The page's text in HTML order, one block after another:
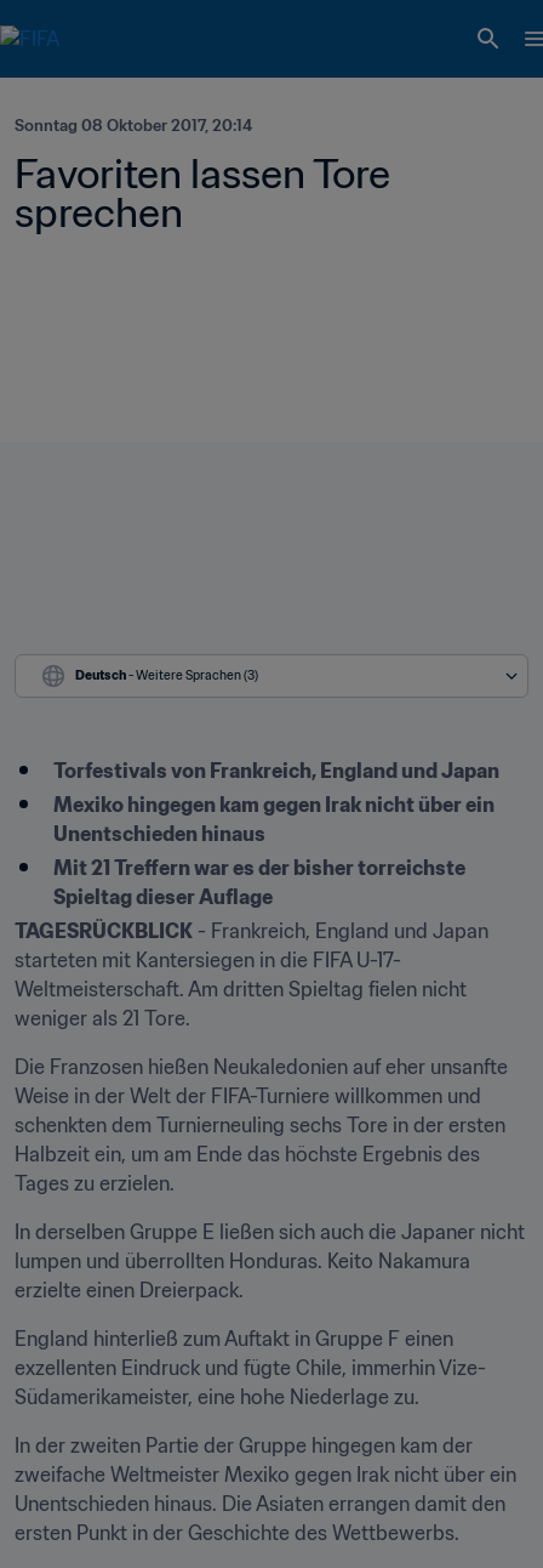
Sonntag 08 Oktober 2017, 20:14
Favoriten lassen Tore
sprechen
Deutsch - Weitere Sprachen (3)
Torfestivals von Frankreich, England und Japan
Mexiko hingegen kam gegen Irak nicht über ein
Unentschieden hinaus
Mit 21 Treffern war es der bisher torreichste
Spieltag dieser Auflage
TAGESRÜCKBLICK - Frankreich, England und Japan
starteten mit Kantersiegen in die FIFA U-17-
Weltmeisterschaft. Am dritten Spieltag fielen nicht
weniger als 21 Tore.
Die Franzosen hießen Neukaledonien auf eher unsanfte
Weise in der Welt der FIFA-Turniere willkommen und
schenkten dem Turnierneuling sechs Tore in der ersten
Halbzeit ein, um am Ende das höchste Ergebnis des
Tages zu erzielen.
In derselben Gruppe E ließen sich auch die Japaner nicht
lumpen und überrollten Honduras. Keito Nakamura
erzielte einen Dreierpack.
England hinterließ zum Auftakt in Gruppe F einen
exzellenten Eindruck und fügte Chile, immerhin Vize-
Südamerikameister, eine hohe Niederlage zu.
In der zweiten Partie der Gruppe hingegen kam der
zweifache Weltmeister Mexiko gegen Irak nicht über ein
Unentschieden hinaus. Die Asiaten errangen damit den
ersten Punkt in der Geschichte des Wettbewerbs.